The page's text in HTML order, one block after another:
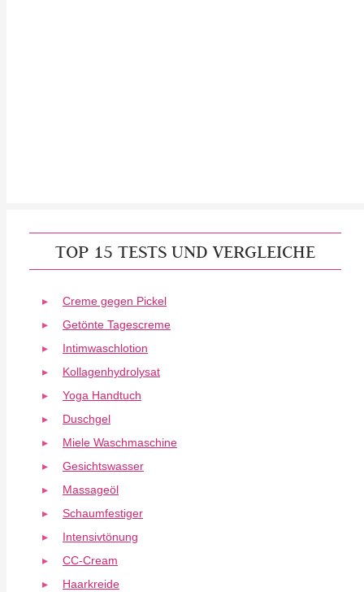
TOP 15 TESTS UND VERGLEICHE
Creme gegen Pickel
Getönte Tagescreme
Intimwaschlotion
Kollagenhydrolysat
Yoga Handtuch
Duschgel
Miele Waschmaschine
Gesichtswasser
Massageöl
Schaumfestiger
Intensivtönung
CC-Cream
Haarkreide